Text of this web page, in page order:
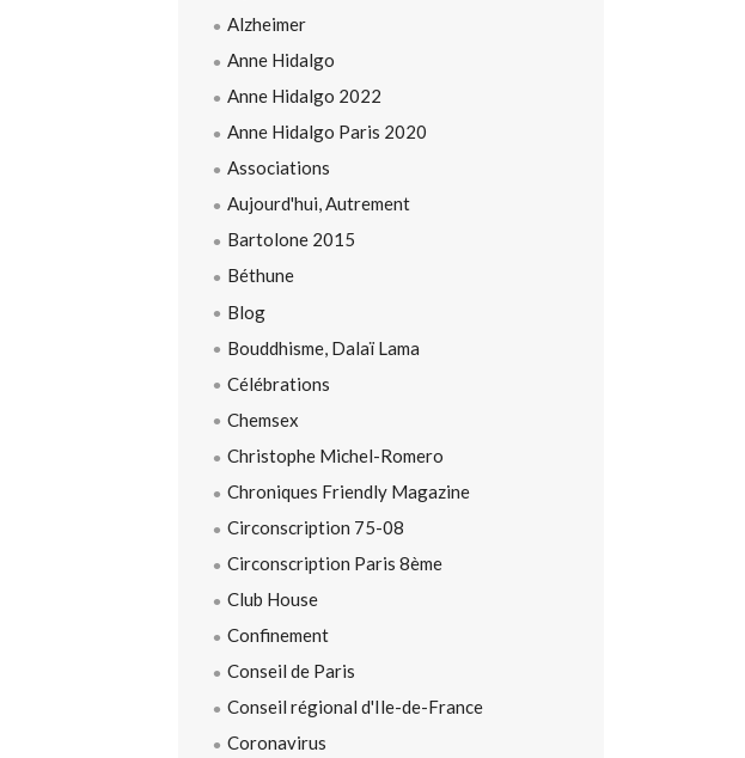
Alzheimer
Anne Hidalgo
Anne Hidalgo 2022
Anne Hidalgo Paris 2020
Associations
Aujourd'hui, Autrement
Bartolone 2015
Béthune
Blog
Bouddhisme, Dalaï Lama
Célébrations
Chemsex
Christophe Michel-Romero
Chroniques Friendly Magazine
Circonscription 75-08
Circonscription Paris 8ème
Club House
Confinement
Conseil de Paris
Conseil régional d'Ile-de-France
Coronavirus